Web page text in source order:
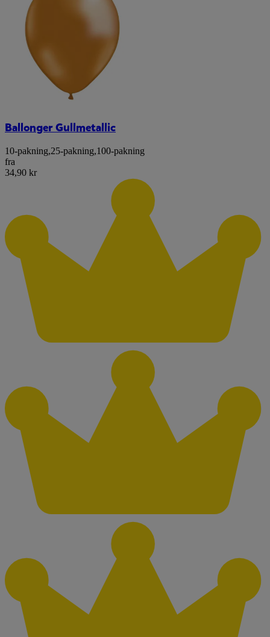
Ballonger Gullmetallic
10-pakning,25-pakning,100-pakning
fra
34,90 kr